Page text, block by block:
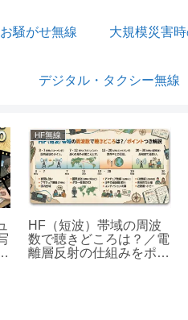
お騒がせ無線
デジタル・タクシー無線
HF無線
HF（短波）帯域の周波
数で聴きどころは？／電
離層反射の仕組みをポイ